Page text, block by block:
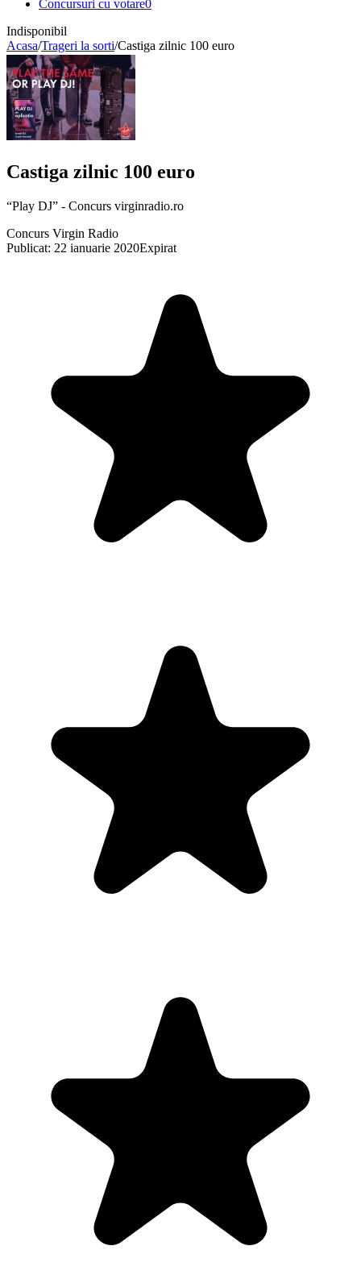
Concursuri cu votare0
Indisponibil
Acasa/Trageri la sorti/Castiga zilnic 100 euro
Castiga zilnic 100 euro
“Play DJ” - Concurs virginradio.ro
Concurs Virgin Radio
Publicat: 22 ianuarie 2020Expirat